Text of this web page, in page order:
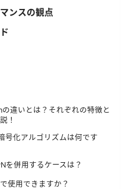
ンスの観点
違いとは？それぞれの特徴と
！
号化アルゴリズムは何です
を併用するケースは？
使用できますか？